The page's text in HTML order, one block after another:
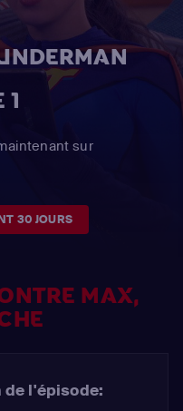
1
sur
30 JOURS
MAX,
l'épisode: